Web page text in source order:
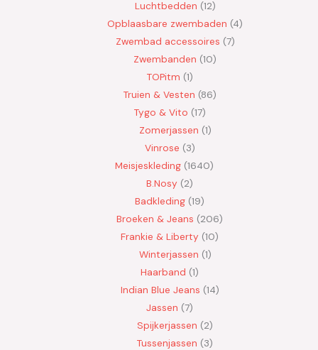
Luchtbedden 12
Opblaasbare zwembaden 4
Zwembad accessoires 7
Zwembanden 10
TOPitm 1
Truien & Vesten 86
Tygo & Vito 17
Zomerjassen 1
Vinrose 3
Meisjeskleding 1640
B.Nosy
2
Badkleding 19
Broeken & Jeans
206
Frankie & Liberty 10
Winterjassen 1
Haarband 1
Indian Blue Jeans 14
Jassen 7
Spijkerjassen
2
Tussenjassen
3